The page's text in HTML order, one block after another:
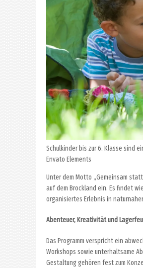
Schulkinder bis zur 6. Klasse sind
Envato Elements
Unter dem Motto „Gemeinsam
auf dem Brockland ein. Es findet
organisiertes Erlebnis in
Abenteuer, Kreativität und
Das Programm verspricht ein
Workshops sowie unterhaltsame
Gestaltung gehören fest zum